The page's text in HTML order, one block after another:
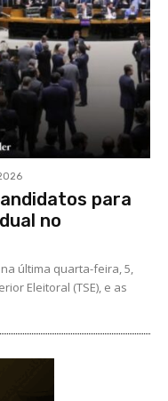
para
no
última quarta-feira, 5,
Eleitoral (TSE), e as